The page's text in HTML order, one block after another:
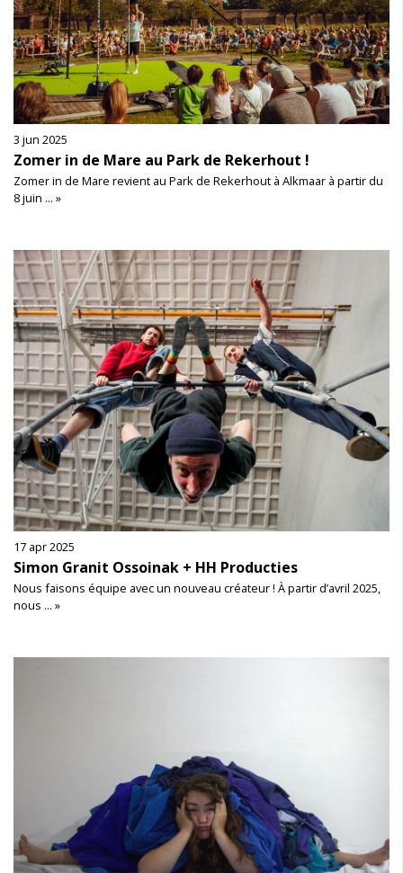
3 jun 2025
Zomer in de Mare au Park de Rekerhout !
Zomer in de Mare revient au Park de Rekerhout à Alkmaar à partir du
8 juin ... »
17 apr 2025
Simon Granit Ossoinak + HH Producties
Nous faisons équipe avec un nouveau créateur ! À partir d’avril 2025,
nous ... »